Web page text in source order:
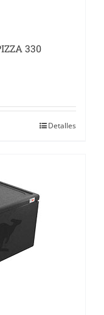
330
Detalles